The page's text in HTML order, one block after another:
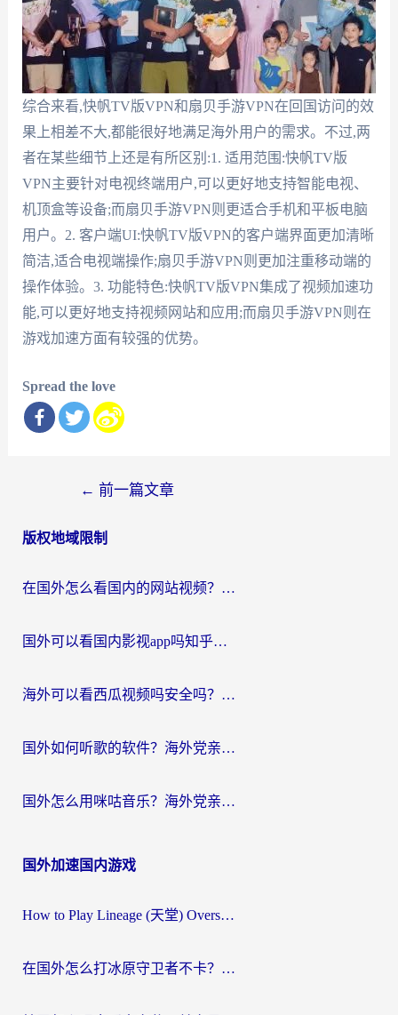
综合来看,快帆TV版VPN和扇贝手游VPN在回国访问的效
果上相差不大,都能很好地满足海外用户的需求。不过,两
者在某些细节上还是有所区别:1. 适用范围:快帆TV版
VPN主要针对电视终端用户,可以更好地支持智能电视、
机顶盒等设备;而扇贝手游VPN则更适合手机和平板电脑
用户。2. 客户端UI:快帆TV版VPN的客户端界面更加清晰
简洁,适合电视端操作;扇贝手游VPN则更加注重移动端的
操作体验。3. 功能特色:快帆TV版VPN集成了视频加速功
能,可以更好地支持视频网站和应用;而扇贝手游VPN则在
游戏加速方面有较强的优势。
Spread the love
导
← 前一篇文章
版权地域限制
在国外怎么看国内的网站视频？别再踩坑！选对加速器秒回国内冲浪
国外可以看国内影视app吗知乎？留学生亲测有效的回国加速方案
海外可以看西瓜视频吗安全吗？留学生亲测：3步解决回国追剧难题，附靠谱加速器推荐
国外如何听歌的软件？海外党亲测有效的回国加速器指南
国外怎么用咪咕音乐？海外党亲测有效的听歌自由指南
国外加速国内游戏
How to Play Lineage (天堂) Overseas? The Ultimate Guide to Choosing the Best Chinese Server Game Accelerator (在国外打天堂加速器)
在国外怎么打冰原守卫者不卡？留学生亲测的国服游戏加速指南